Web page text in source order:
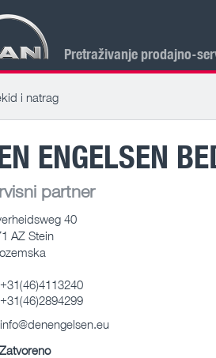
Pretraživanje prodajno-
i natrag
ENGELSEN
partner
40
AZ Stein
+31(46)4113240
+31(46)2894299
info@denengelsen.eu
Zatvoreno